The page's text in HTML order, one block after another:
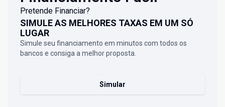
Pretende Financiar?
SIMULE AS MELHORES TAXAS EM UM SÓ
LUGAR
Simule seu financiamento em minutos com todos os
bancos e consiga a melhor proposta.
Simular